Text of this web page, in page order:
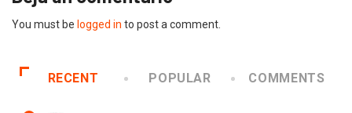
You must be logged in to post a comment.
RECENT POPULAR COMMENTS